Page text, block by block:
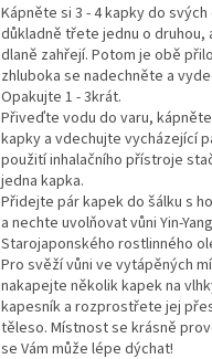
Kápněte si 3 - 4 kapky do svých
důkladně třete jednu o druhou,
dlaně zahřejí. Potom je obě
zhluboka se nadechněte a
Opakujte 1 - 3krát.
Přiveďte vodu do varu, kápněte
kapky a vdechujte vycházející
použití inhalačního přístroje
jedna kapka.
Přidejte pár kapek do šálku s
a nechte uvolňovat vůni Yin-Yang
Starojaponského rostlinného
Pro svěží vůni ve vytápěných
nakapejte několik kapek na
kapesník a rozprostřete jej
těleso. Místnost se krásně
se Vám může lépe dýchat!